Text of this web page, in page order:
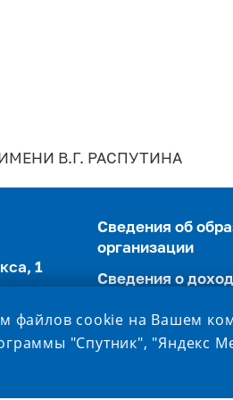
В.Г. РАСПУТИНА
1
Сведения об
организации
Сведения о
Министерство
файлов cookie на Вашем
"Спутник", "Яндекс